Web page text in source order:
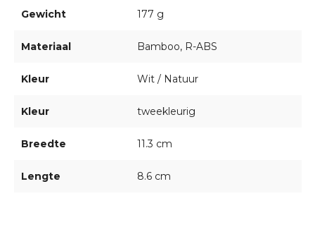
Gewicht 177 g
Materiaal Bamboo, R-ABS
Kleur Wit / Natuur
Kleur tweekleurig
Breedte 11.3 cm
Lengte 8.6 cm